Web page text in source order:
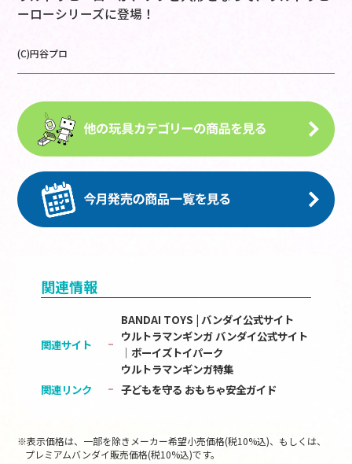
ーローシリーズに登場！
(C)円谷プロ
関連情報
関連サイト
BANDAI TOYS | バンダイ公式サイト
ウルトラマンギンガ バンダイ公式サイト
│ボーイズトイパーク
ウルトラマンギンガ特集
関連リンク
子どもを守る おもちゃ安全ガイド
※表示価格は、一部を除きメーカー希望小売価格(税10%込)、もしくは、
プレミアムバンダイ販売価格(税10%込)です。